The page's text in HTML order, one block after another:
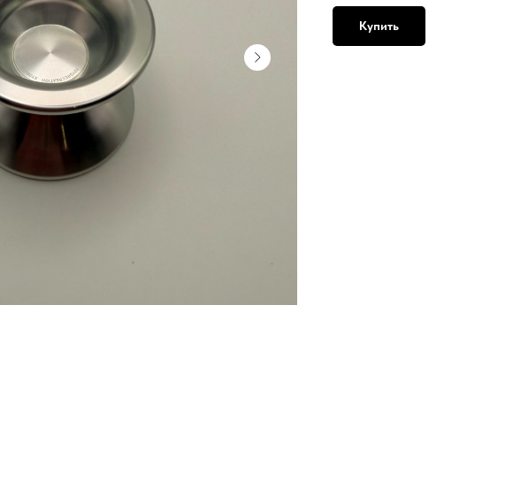
Купить